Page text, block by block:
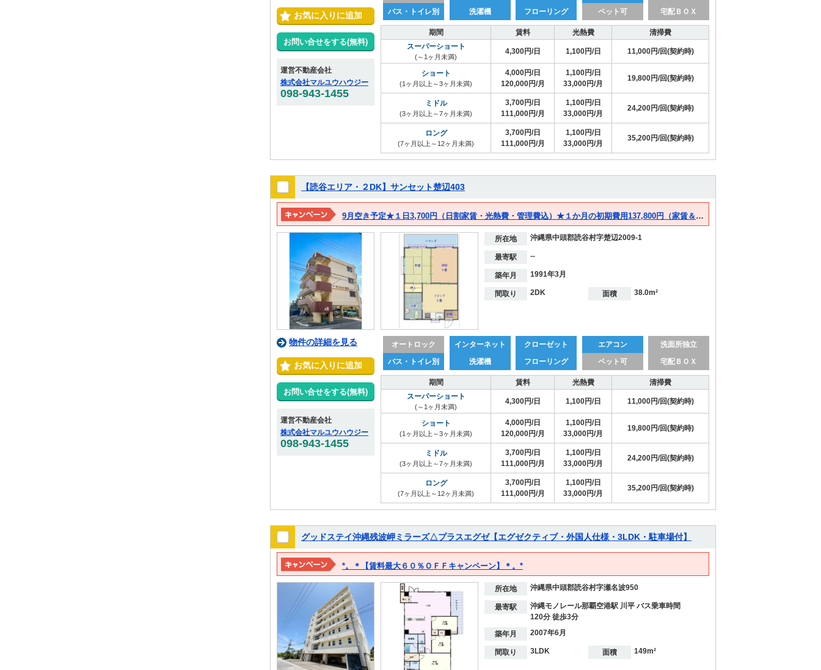
お気に入りに追加
お問い合せをする(無料)
運営不動産会社
株式会社マルユウハウジー
098-943-1455
バス・トイレ別
洗濯機 フローリング ペット可 宅配ＢＯＸ
期間 賃料 光熱費
清掃費
スーパーショート
(～1ヶ月未満)
4,300円/日 1,100円/日 11,000円/回(契約時)
ショート
(1ヶ月以上～3ヶ月未満)
4,000円/日
120,000円/月
1,100円/日
33,000円/月
19,800円/回(契約時)
ミドル
(3ヶ月以上～7ヶ月未満)
3,700円/日
111,000円/月
1,100円/日
33,000円/月
24,200円/回(契約時)
ロング
(7ヶ月以上～12ヶ月未満)
3,700円/日
111,000円/月
1,100円/日
33,000円/月
35,200円/回(契約時)
【読谷エリア・２DK】サンセット楚辺403
9月空き予定★１日3,700円（日割家賃・光熱費・管理費込）★１か月の初期費用137,800円（家賃＆光熱費＆管理費114,700円+清掃費19,800円＋手数料3,300円）
所在地 沖縄県中頭郡読谷村字楚辺2009-1
最寄駅 --
築年月 1991年3月
間取り 2DK 面積 38.0m²
物件の詳細を見る
お気に入りに追加
お問い合せをする(無料)
運営不動産会社
株式会社マルユウハウジー
098-943-1455
オートロック インターネット クローゼット エアコン
洗面所独立
バス・トイレ別
洗濯機 フローリング ペット可 宅配ＢＯＸ
期間 賃料 光熱費
清掃費
スーパーショート
(～1ヶ月未満)
4,300円/日 1,100円/日 11,000円/回(契約時)
ショート
(1ヶ月以上～3ヶ月未満)
4,000円/日
120,000円/月
1,100円/日
33,000円/月
19,800円/回(契約時)
ミドル
(3ヶ月以上～7ヶ月未満)
3,700円/日
111,000円/月
1,100円/日
33,000円/月
24,200円/回(契約時)
ロング
(7ヶ月以上～12ヶ月未満)
3,700円/日
111,000円/月
1,100円/日
33,000円/月
35,200円/回(契約時)
グッドステイ沖縄残波岬ミラーズ△プラスエグゼ【エグゼクティブ・外国人仕様・3LDK・駐車場付】
*。＊【賃料最大６０％ＯＦＦキャンペーン】＊。*
※２０２７年３月１５日までの期間限定！！
※表示料金は割引後の価格となります。
所在地 沖縄県中頭郡読谷村字瀬名波950
最寄駅
沖縄モノレール那覇空港駅 川平 バス乗車時間
120分 徒歩3分
築年月
2007年6月
間取り 3LDK 面積 149m²